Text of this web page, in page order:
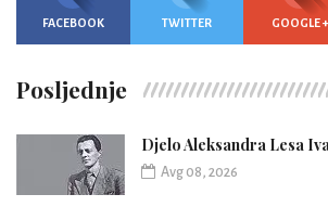
FACEBOOK TWITTER GOOGLE +
Posljednje
Djelo Aleksandra Lesa
Avg 08, 2026